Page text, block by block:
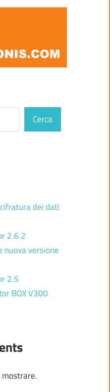
Cerca
dei dati
2.6.2
nuova versione
2.5
BOX V300